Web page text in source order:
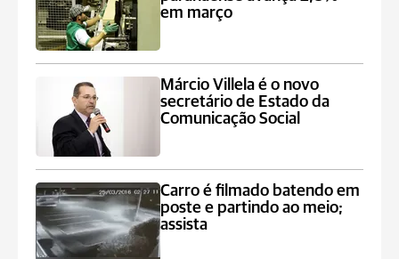
em março
Márcio Villela é o novo
secretário de Estado da
Comunicação Social
Carro é filmado batendo em
poste e partindo ao meio;
assista